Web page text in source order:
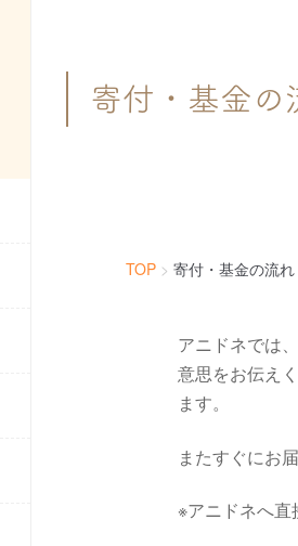
寄付・基金の
TOP 寄付・基金の流れ
アニドネでは
意思をお伝え
ます。
またすぐにお
※アニドネへ直